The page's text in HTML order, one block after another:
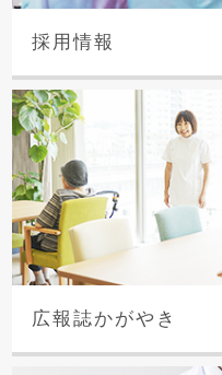
採用情報
広報誌かがやき